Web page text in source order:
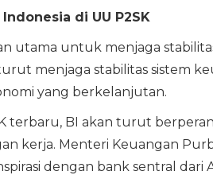
di UU P2SK
utama untuk menjaga
menjaga stabilitas sistem
yang berkelanjutan.
terbaru, BI akan turut
kerja. Menteri Keuangan
dengan bank sentral dari